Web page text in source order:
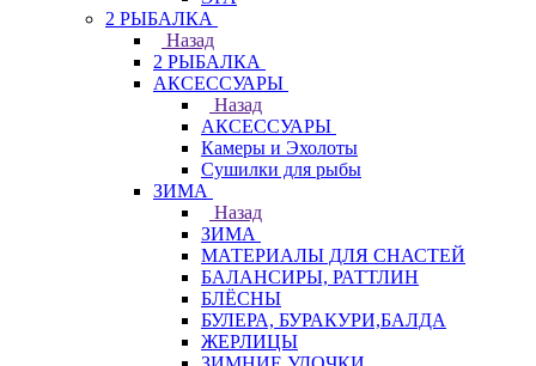
2 РЫБАЛКА
Назад
2 РЫБАЛКА
АКСЕССУАРЫ
Назад
АКСЕССУАРЫ
Камеры и Эхолоты
Сушилки для рыбы
ЗИМА
Назад
ЗИМА
МАТЕРИАЛЫ ДЛЯ СНАСТЕЙ
БАЛАНСИРЫ, РАТТЛИН
БЛЁСНЫ
БУЛЕРА, БУРАКУРИ,БАЛДА
ЖЕРЛИЦЫ